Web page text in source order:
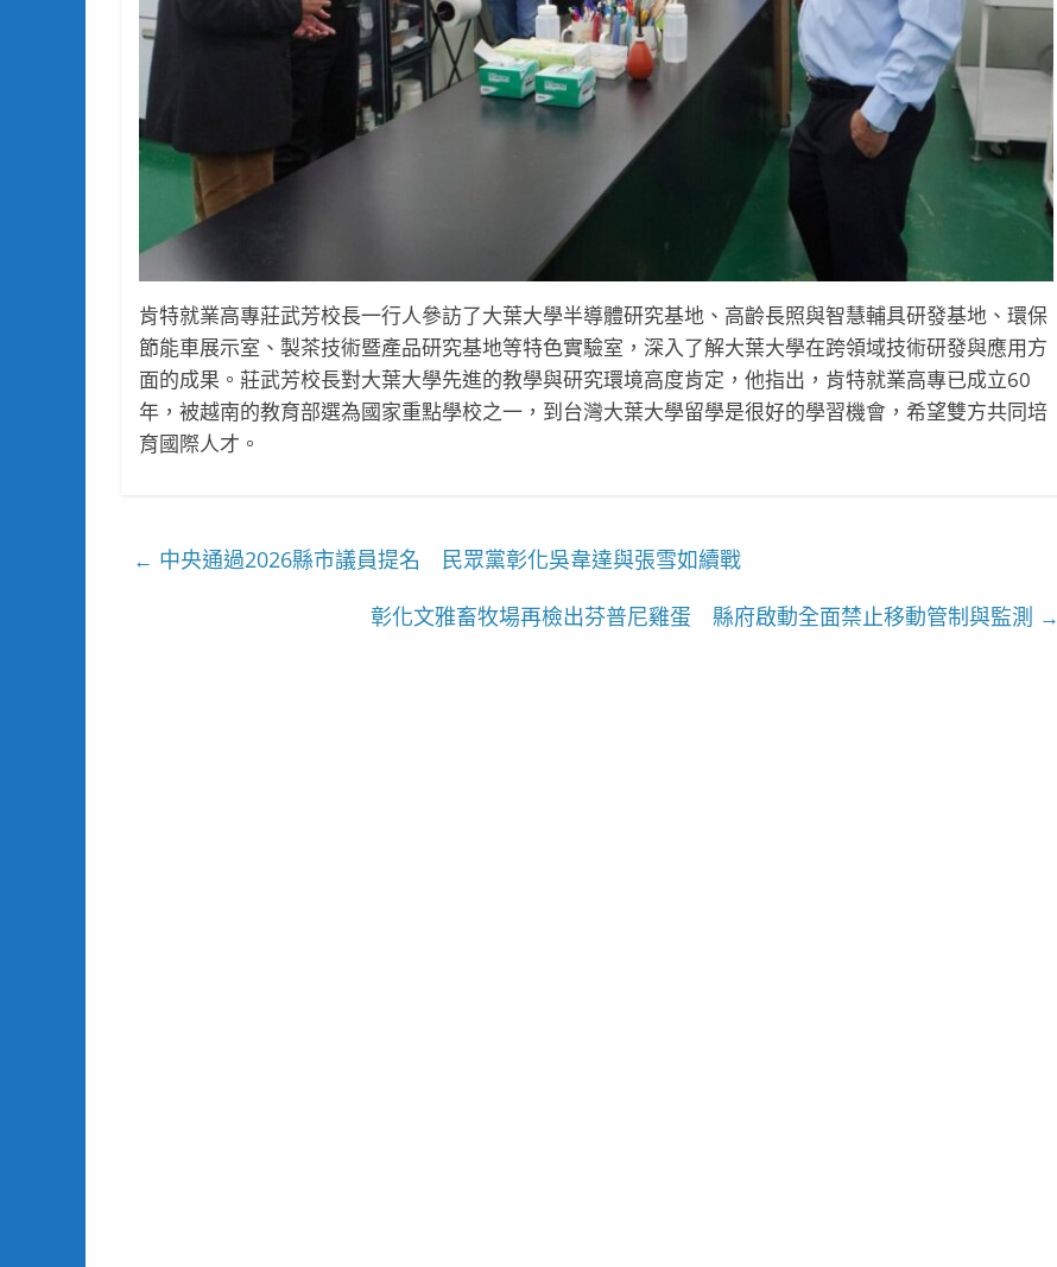
肯特就業高專莊武芳校長一行人參訪了大葉大學半導體研究基地、高齡長照與智慧輔具研發基地、環保
節能車展示室、製茶技術暨產品研究基地等特色實驗室，深入了解大葉大學在跨領域技術研發與應用方
面的成果。莊武芳校長對大葉大學先進的教學與研究環境高度肯定，他指出，肯特就業高專已成立60
年，被越南的教育部選為國家重點學校之一，到台灣大葉大學留學是很好的學習機會，希望雙方共同培
育國際人才。
← 中央通過2026縣市議員提名 民眾黨彰化吳韋達與張雪如續戰
彰化文雅畜牧場再檢出芬普尼雞蛋 縣府啟動全面禁止移動管制與監測 →